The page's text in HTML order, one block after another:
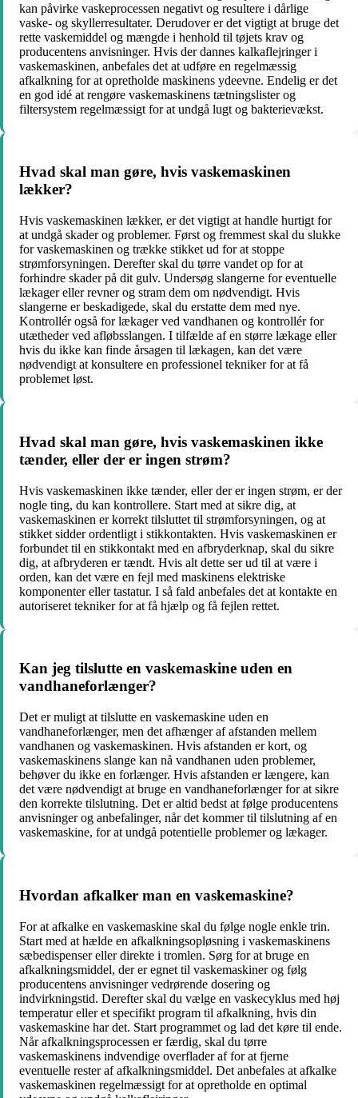
kan påvirke vaskeprocessen negativt og resultere i dårlige
vaske- og skyllerresultater. Derudover er det vigtigt at bruge det
rette vaskemiddel og mængde i henhold til tøjets krav og
producentens anvisninger. Hvis der dannes kalkaflejringer i
vaskemaskinen, anbefales det at udføre en regelmæssig
afkalkning for at opretholde maskinens ydeevne. Endelig er det
en god idé at rengøre vaskemaskinens tætningslister og
filtersystem regelmæssigt for at undgå lugt og bakterievækst.
Hvad skal man gøre, hvis vaskemaskinen
lækker?
Hvis vaskemaskinen lækker, er det vigtigt at handle hurtigt for
at undgå skader og problemer. Først og fremmest skal du slukke
for vaskemaskinen og trække stikket ud for at stoppe
strømforsyningen. Derefter skal du tørre vandet op for at
forhindre skader på dit gulv. Undersøg slangerne for eventuelle
lækager eller revner og stram dem om nødvendigt. Hvis
slangerne er beskadigede, skal du erstatte dem med nye.
Kontrollér også for lækager ved vandhanen og kontrollér for
utætheder ved afløbsslangen. I tilfælde af en større lækage eller
hvis du ikke kan finde årsagen til lækagen, kan det være
nødvendigt at konsultere en professionel tekniker for at få
problemet løst.
Hvad skal man gøre, hvis vaskemaskinen ikke
tænder, eller der er ingen strøm?
Hvis vaskemaskinen ikke tænder, eller der er ingen strøm, er der
nogle ting, du kan kontrollere. Start med at sikre dig, at
vaskemaskinen er korrekt tilsluttet til strømforsyningen, og at
stikket sidder ordentligt i stikkontakten. Hvis vaskemaskinen er
forbundet til en stikkontakt med en afbryderknap, skal du sikre
dig, at afbryderen er tændt. Hvis alt dette ser ud til at være i
orden, kan det være en fejl med maskinens elektriske
komponenter eller tastatur. I så fald anbefales det at kontakte en
autoriseret tekniker for at få hjælp og få fejlen rettet.
Kan jeg tilslutte en vaskemaskine uden en
vandhaneforlænger?
Det er muligt at tilslutte en vaskemaskine uden en
vandhaneforlænger, men det afhænger af afstanden mellem
vandhanen og vaskemaskinen. Hvis afstanden er kort, og
vaskemaskinens slange kan nå vandhanen uden problemer,
behøver du ikke en forlænger. Hvis afstanden er længere, kan
det være nødvendigt at bruge en vandhaneforlænger for at sikre
den korrekte tilslutning. Det er altid bedst at følge producentens
anvisninger og anbefalinger, når det kommer til tilslutning af en
vaskemaskine, for at undgå potentielle problemer og lækager.
Hvordan afkalker man en vaskemaskine?
For at afkalke en vaskemaskine skal du følge nogle enkle trin.
Start med at hælde en afkalkningsopløsning i vaskemaskinens
sæbedispenser eller direkte i tromlen. Sørg for at bruge en
afkalkningsmiddel, der er egnet til vaskemaskiner og følg
producentens anvisninger vedrørende dosering og
indvirkningstid. Derefter skal du vælge en vaskecyklus med høj
temperatur eller et specifikt program til afkalkning, hvis din
vaskemaskine har det. Start programmet og lad det køre til ende.
Når afkalkningsprocessen er færdig, skal du tørre
vaskemaskinens indvendige overflader af for at fjerne
eventuelle rester af afkalkningsmiddel. Det anbefales at afkalke
vaskemaskinen regelmæssigt for at opretholde en optimal